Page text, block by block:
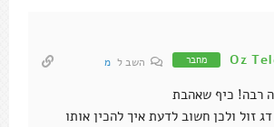
Oz מחבר השב ל מ
רבה! כיף שאהבת
זול ולכן חשוב לדעת איך להכין אותו